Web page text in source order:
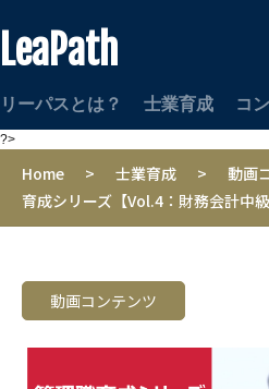
LeaPath
リーパスとは？ 士業育成 コ
?>
Home > 士業育成 > 動画
育成シリーズ【Vol.4：財務会計中級
動画コンテンツ